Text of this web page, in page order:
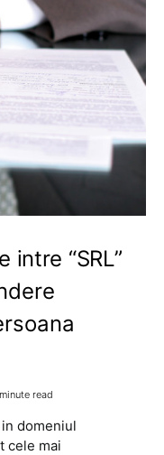
“SRL”
read
domeniul
cele mai